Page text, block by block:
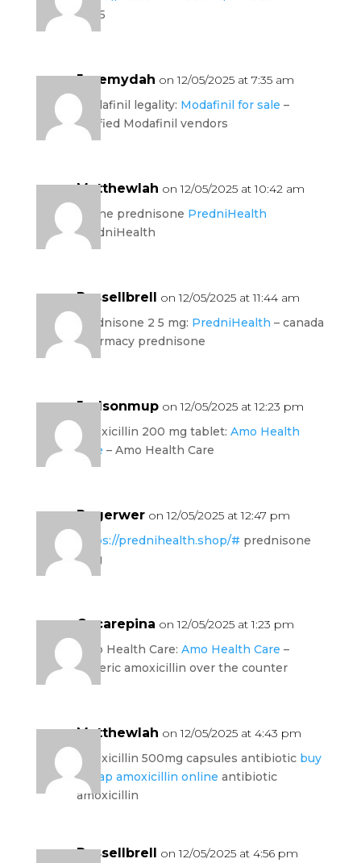
2025
Jeremydah on 12/05/2025 at 7:35 am
modafinil legality: Modafinil for sale –
verified Modafinil vendors
Matthewlah on 12/05/2025 at 10:42 am
online prednisone PredniHealth
PredniHealth
Russellbrell on 12/05/2025 at 11:44 am
prednisone 2 5 mg: PredniHealth – canada
pharmacy prednisone
Judsonmup on 12/05/2025 at 12:23 pm
amoxicillin 200 mg tablet: Amo Health
Care – Amo Health Care
Rogerwer on 12/05/2025 at 12:47 pm
https://prednihealth.shop/# prednisone
4mg
Oscarepina on 12/05/2025 at 1:23 pm
Amo Health Care: Amo Health Care –
generic amoxicillin over the counter
Matthewlah on 12/05/2025 at 4:43 pm
amoxicillin 500mg capsules antibiotic buy
cheap amoxicillin online antibiotic
amoxicillin
Russellbrell on 12/05/2025 at 4:56 pm